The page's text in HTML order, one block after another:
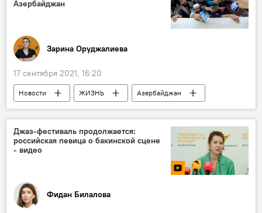
Азербайджан
Зарина Оруджалиева
17 сентября 2021, 16:20
Новости ЖИЗНЬ
Азербайджан
Новости мира
ВУЗ
студенты
Афганистан
Джаз-фестиваль продолжается:
российская певица о бакинской сцене
- видео
Фидан Билалова